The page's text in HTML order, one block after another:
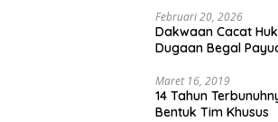
Februari 20, 2026
Dakwaan Cacat
Dugaan Begal
Maret 16, 2019
14 Tahun
Bentuk Tim Khusus